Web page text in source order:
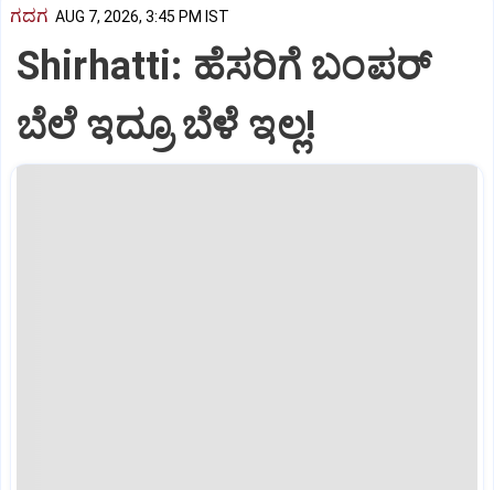
ಗದಗ AUG 7, 2026, 3:45 PM IST
Shirhatti: ಹೆಸರಿಗೆ ಬಂಪರ್
ಬೆಲೆ ಇದ್ರೂ ಬೆಳೆ ಇಲ್ಲ!